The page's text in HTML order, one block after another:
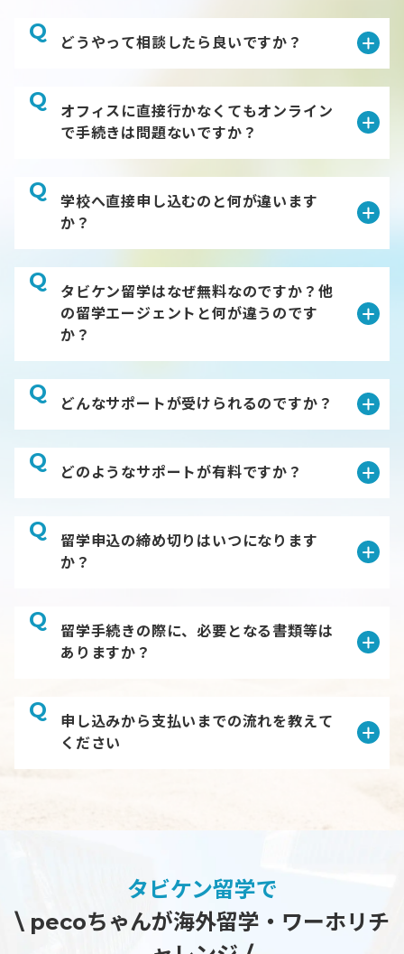
Q どうやって相談したら良いですか？
Q
オフィスに直接行かなくてもオンライン
で手続きは問題ないですか？
Q
学校へ直接申し込むのと何が違います
か？
Q
タビケン留学はなぜ無料なのですか？他
の留学エージェントと何が違うのです
か？
Q どんなサポートが受けられるのですか？
Q どのようなサポートが有料ですか？
Q
留学申込の締め切りはいつになります
か？
Q
留学手続きの際に、必要となる書類等は
ありますか？
Q
申し込みから支払いまでの流れを教えて
ください
タビケン留学で
\ pecoちゃんが海外留学・ワーホリチ